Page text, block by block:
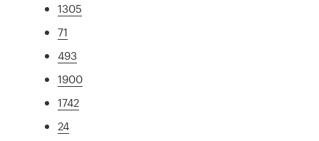
1305
71
493
1900
1742
24